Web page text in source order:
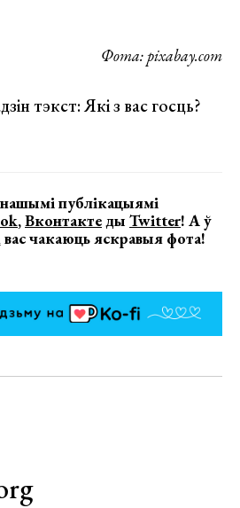
Фота: pixabay.com
тэкст: Які з вас госць?
публікацыямі
,Вконтактеды Twitter! А ў
вас чакаюць яскравыя фота!